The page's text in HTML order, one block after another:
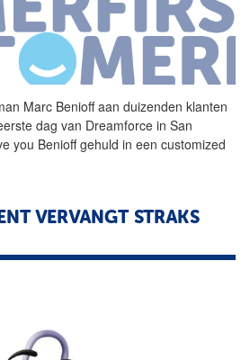
Marc Benioff aan duizenden klanten
dag van Dreamforce in San
you Benioff gehuld in een customized
VERVANGT STRAKS